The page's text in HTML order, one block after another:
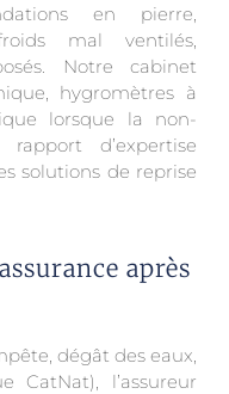
en pierre,
mal ventilés,
Notre cabinet
hygromètres à
lorsque la non-
d’expertise
solutions de reprise
après
dégât des eaux,
CatNat), l’assureur